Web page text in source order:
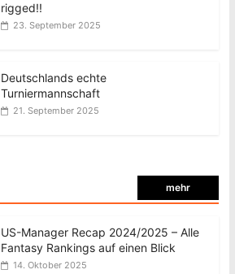
rigged!!
23. September 2025
Deutschlands echte
Turniermannschaft
21. September 2025
mehr
US-Manager Recap 2024/2025 – Alle
Fantasy Rankings auf einen Blick
14. Oktober 2025